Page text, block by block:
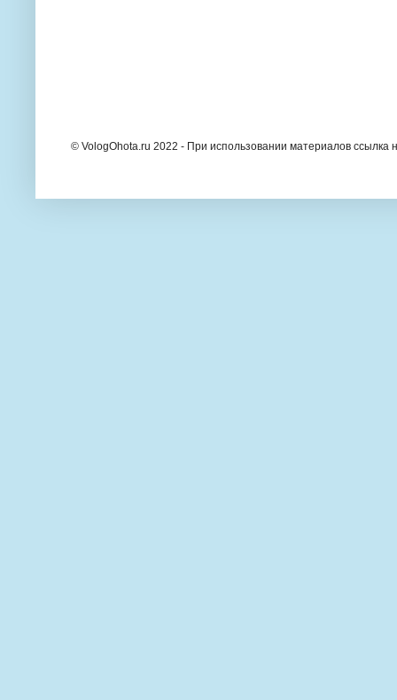
© VologOhota.ru 2022 - При использовании материалов ссылка